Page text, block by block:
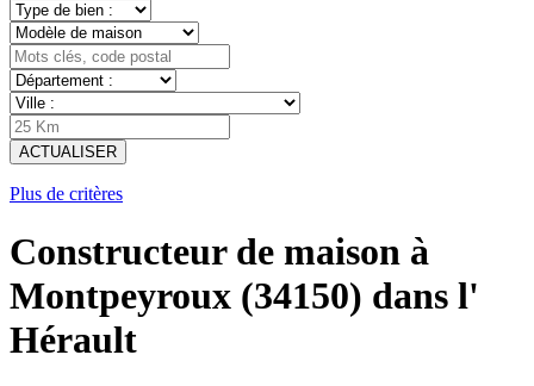
ACTUALISER
Plus de critères
Constructeur de maison à
Montpeyroux (34150) dans l'
Hérault